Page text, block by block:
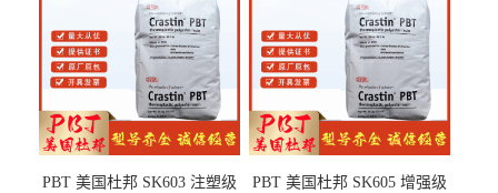
PBT 美国杜邦 SK603 注塑级
PBT 美国杜邦 SK605 增强级